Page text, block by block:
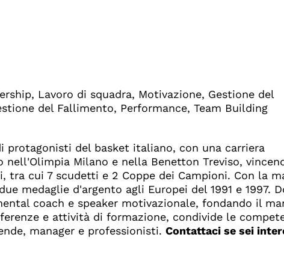
Lavoro di squadra, Motivazione, Gestione del
del Fallimento, Performance, Team Building
protagonisti del basket italiano, con una carriera
Milano e nella Benetton Treviso,
cui 7 scudetti e 2 Coppe dei Campioni. Con la
medaglie d'argento agli Europei del 1991 e 1997.
coach e speaker motivazionale, fondando il
e attività di formazione, condivide le
manager e professionisti. Contattaci se sei